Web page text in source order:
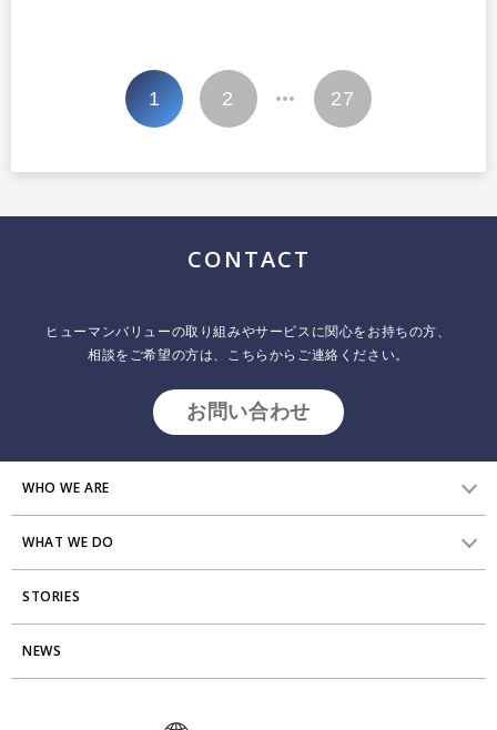
ペ
1 2 27
CONTACT
ヒューマンバリューの取り組みやサービスに関心をお持ちの方、
相談をご希望の方は、こちらからご連絡ください。
お問い合わせ
WHO WE ARE
HVからのメッセージ
研究員紹介
アクセス
WHAT WE DO
組織変革
エンゲージメント向上支援
STORIES
Stories
NEWS